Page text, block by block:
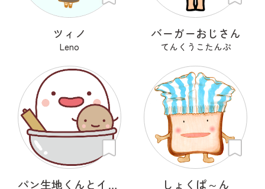
ツィノ
Leno
バーガーおじさん
てんくうこたんぷ
パン生地くんとイーストくん しょくぱ～ん